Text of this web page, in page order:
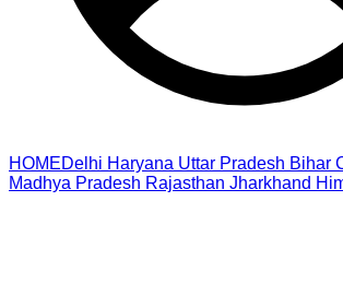
HOMEDelhi Haryana Uttar Pradesh Bihar
Madhya Pradesh Rajasthan Jharkhand